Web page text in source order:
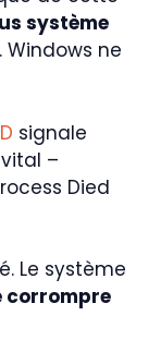
système
. Windows ne
signale
–
Died
Le système
corrompre